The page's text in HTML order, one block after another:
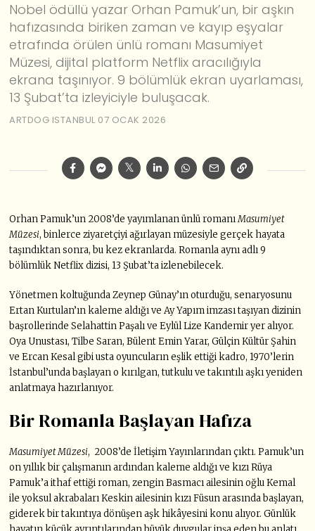
Nobel ödüllü yazar Orhan Pamuk’un, bir aşkın
hafızasında biriken zaman ve kayıp eşyalar
etrafında örülen ünlü romanı Masumiyet
Müzesi, dijital platform Netflix aracılığıyla
ekrana taşınıyor. 9 bölümlük ekran uyarlaması,
13 Şubat’ta izleyiciyle buluşacak.
ARTDOG ISTANBUL 07 OCAK 2026
Orhan Pamuk’un 2008’de yayımlanan ünlü romanıMasumiyet
Müzesi, binlerce ziyaretçiyi ağırlayan müzesiyle gerçek hayata
taşındıktan sonra, bu kez ekranlarda. Romanla aynı adlı 9
bölümlük Netflix dizisi, 13 Şubat’ta izlenebilecek.
Yönetmen koltuğunda Zeynep Günay’ın oturduğu, senaryosunu
Ertan Kurtulan’ın kaleme aldığı ve Ay Yapım imzası taşıyan dizinin
başrollerinde Selahattin Paşalı ve Eylül Lize Kandemir yer alıyor.
Oya Unustası, Tilbe Saran, Bülent Emin Yarar, Gülçin Kültür Şahin
ve Ercan Kesal gibi usta oyuncuların eşlik ettiği kadro, 1970’lerin
İstanbul’unda başlayan o kırılgan, tutkulu ve takıntılı aşkı yeniden
anlatmaya hazırlanıyor.
Bir Romanla Başlayan Hafıza
Masumiyet Müzesi, 2008’de İletişim Yayınlarından çıktı. Pamuk’un
on yıllık bir çalışmanın ardından kaleme aldığı ve kızı Rüya
Pamuk’a ithaf ettiği roman, zengin Basmacı ailesinin oğlu Kemal
ile yoksul akrabaları Keskin ailesinin kızı Füsun arasında başlayan,
giderek bir takıntıya dönüşen aşk hikâyesini konu alıyor. Günlük